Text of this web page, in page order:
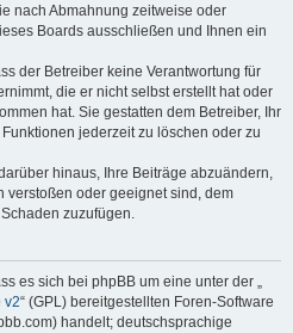
nach Abmahnung zeitweise oder
Boards ausschließen und Ihnen ein
der Betreiber keine Verantwortung für
die er nicht selbst erstellt hat oder
hat. Sie gestatten dem Betreiber, Ihr
jederzeit zu löschen oder zu
hinaus, Ihre Beiträge abzuändern,
verstoßen oder geeignet sind, dem
zuzufügen.
es sich bei phpBB um eine unter der „
v2“ (GPL) bereitgestellten Foren-Software
handelt; deutschsprachige